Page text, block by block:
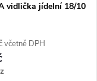
vidlička jídelní 18/10
včetně DPH